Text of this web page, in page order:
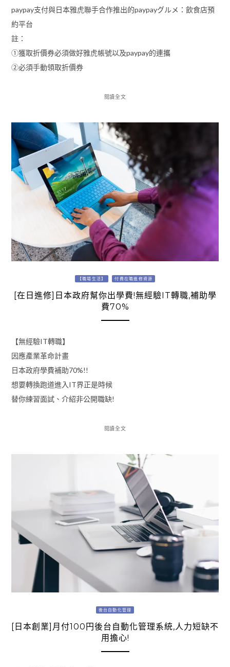
paypay支付與日本雅虎聯手合作推出的paypayグルメ：飲食店預
約平台
註：
①獲取折價券必須做好雅虎帳號以及paypay的連攜
②必須手動領取折價券
閱讀全文
【職場生活】 付費在職進修資源
[在日進修]日本政府幫你出學費!無經驗IT轉職,補助學
費70%
【無經驗IT轉職】
因應產業革命計畫
日本政府學費補助70%!!
想要轉換跑道進入IT界正是時候
替你練習面試、介紹非公開職缺!
閱讀全文
後台自動化管理
[日本創業]月付100円後台自動化管理系統,人力短缺不
用擔心!